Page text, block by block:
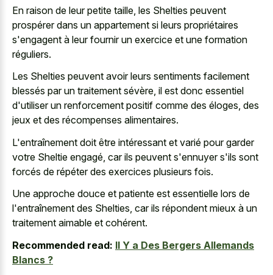
En raison de leur petite taille, les Shelties peuvent
prospérer dans un appartement si leurs propriétaires
s'engagent à leur fournir un exercice et une formation
réguliers.
Les Shelties peuvent avoir leurs sentiments facilement
blessés par un traitement sévère, il est donc essentiel
d'utiliser un renforcement positif comme des éloges, des
jeux et des récompenses alimentaires.
L'entraînement doit être intéressant et varié pour garder
votre Sheltie engagé, car ils peuvent s'ennuyer s'ils sont
forcés de répéter des exercices plusieurs fois.
Une approche douce et patiente est essentielle lors de
l'entraînement des Shelties, car ils répondent mieux à un
traitement aimable et cohérent.
Recommended read: Il Y a Des Bergers Allemands
Blancs ?